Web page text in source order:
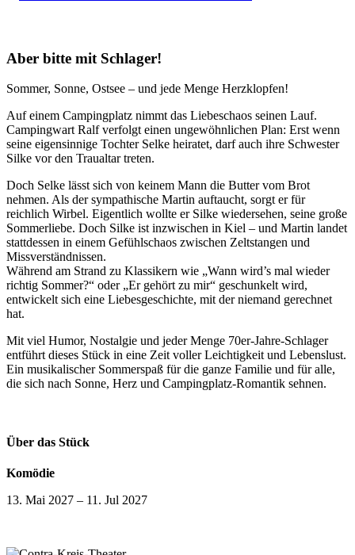
Aber bitte mit Schlager!
Sommer, Sonne, Ostsee – und jede Menge Herzklopfen!
Auf einem Campingplatz nimmt das Liebeschaos seinen Lauf.
Campingwart Ralf verfolgt einen ungewöhnlichen Plan: Erst wenn
seine eigensinnige Tochter Selke heiratet, darf auch ihre Schwester
Silke vor den Traualtar treten.
Doch Selke lässt sich von keinem Mann die Butter vom Brot
nehmen. Als der sympathische Martin auftaucht, sorgt er für
reichlich Wirbel. Eigentlich wollte er Silke wiedersehen, seine große
Sommerliebe. Doch Silke ist inzwischen in Kiel – und Martin landet
stattdessen in einem Gefühlschaos zwischen Zeltstangen und
Missverständnissen.
Während am Strand zu Klassikern wie „Wann wird’s mal wieder
richtig Sommer?“ oder „Er gehört zu mir“ geschunkelt wird,
entwickelt sich eine Liebesgeschichte, mit der niemand gerechnet
hat.
Mit viel Humor, Nostalgie und jeder Menge 70er-Jahre-Schlager
entführt dieses Stück in eine Zeit voller Leichtigkeit und Lebenslust.
Ein musikalischer Sommerspaß für die ganze Familie und für alle,
die sich nach Sonne, Herz und Campingplatz-Romantik sehnen.
Über das Stück
Komödie
13. Mai 2027 – 11. Jul 2027